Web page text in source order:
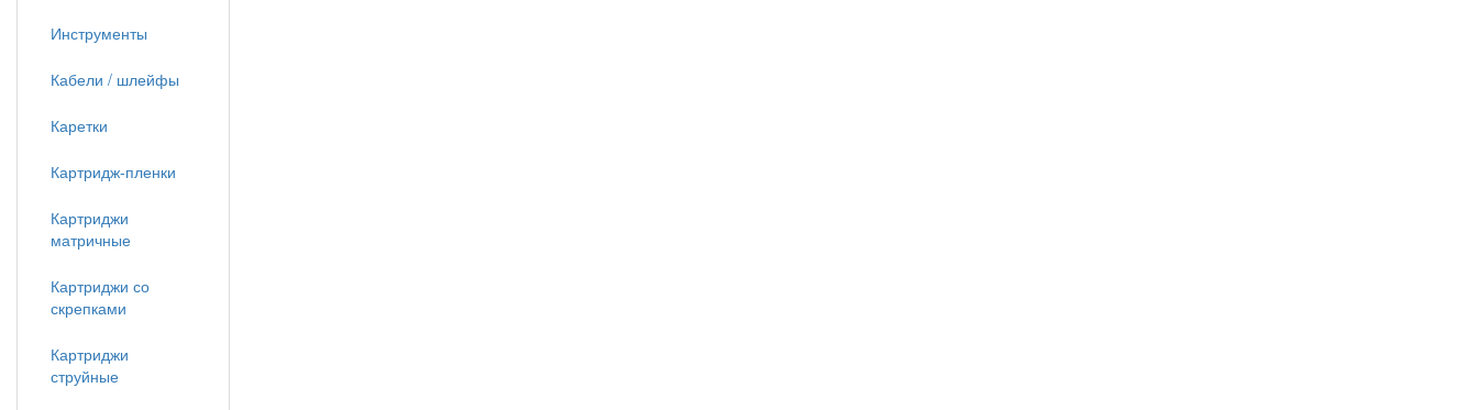
Инструменты
Кабели / шлейфы
Каретки
Картридж-пленки
Картриджи
матричные
Картриджи со
скрепками
Картриджи
струйные